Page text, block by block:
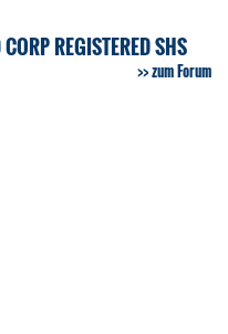
REGISTERED SHS
zum Forum